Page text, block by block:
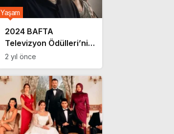
2024 BAFTA
Televizyon Ödülleri’nin
adayları açıklandı
Yaşam
2 yıl önce